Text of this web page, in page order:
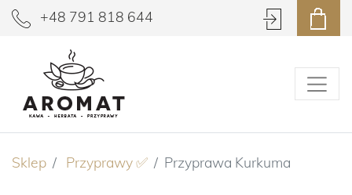
+48 791 818 644
Sklep Przyprawy ✅ Przyprawa Kurkuma